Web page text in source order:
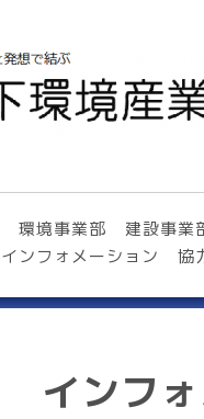
環境事業部 建設事業
インフォメーション
協
インフ